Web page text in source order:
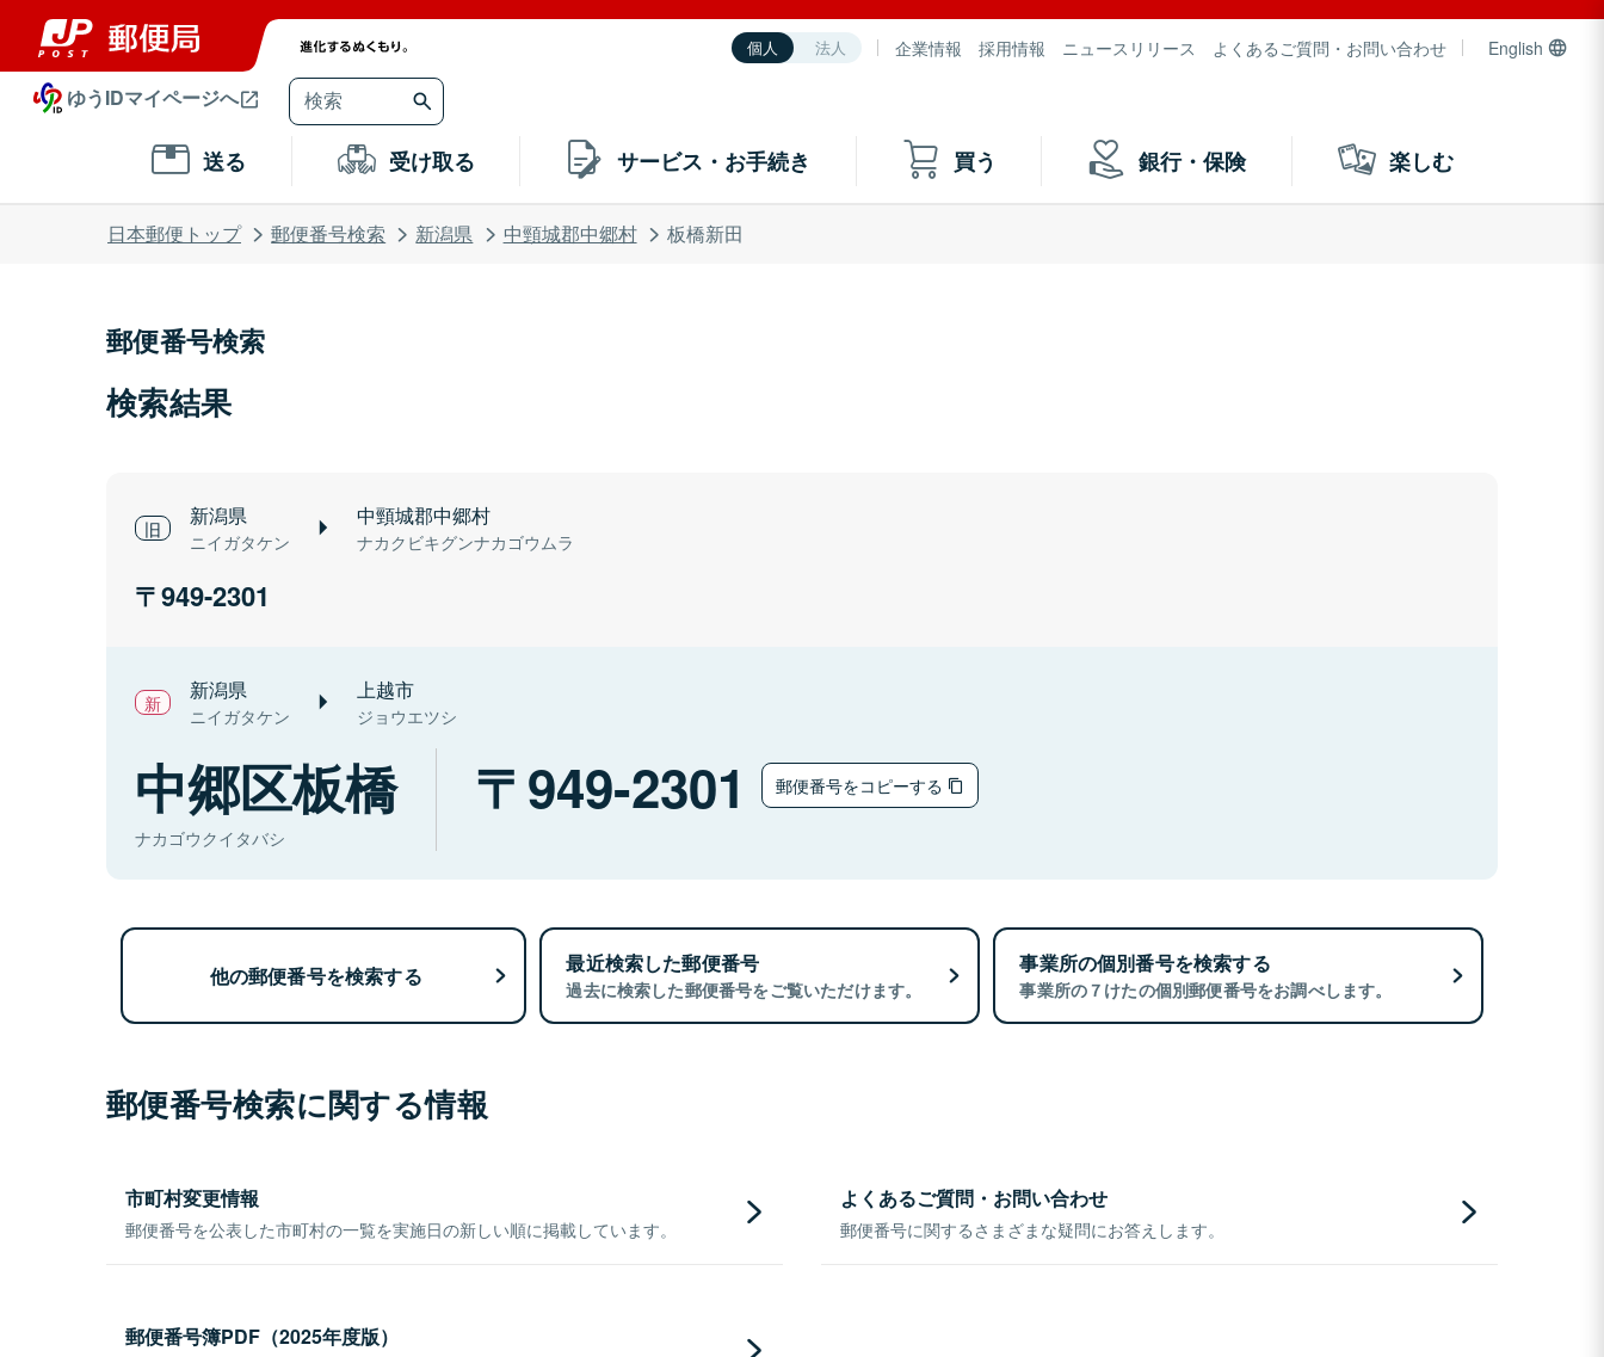
個人 法人 企業情報 採用情報 ニュースリリース よくあるご質問・お問い合わせ English
ゆうIDマイページへ
送る 受け取る サービス・お手続き 買う 銀行・保険 楽しむ
日本郵便トップ 郵便番号検索 新潟県 中頸城郡中郷村 板橋新田
郵便番号検索
検索結果
新潟県
ニイガタケン
中頸城郡中郷村
ナカクビキグンナカゴウムラ
949-2301
新潟県
ニイガタケン
上越市
ジョウエツシ
中郷区板橋
ナカゴウクイタバシ
949-2301 郵便番号をコピーする
他の郵便番号を検索する 最近検索した郵便番号
過去に検索した郵便番号をご覧いただけます。
事業所の個別番号を検索する
事業所の７けたの個別郵便番号をお調べします。
郵便番号検索に関する情報
市町村変更情報
郵便番号を公表した市町村の一覧を実施日の新しい順に掲載しています。
よくあるご質問・お問い合わせ
郵便番号に関するさまざまな疑問にお答えします。
郵便番号簿PDF（2025年度版）